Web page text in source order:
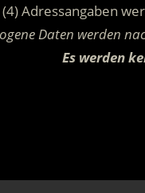
(4) Adressangaben
Daten werden
Es werden